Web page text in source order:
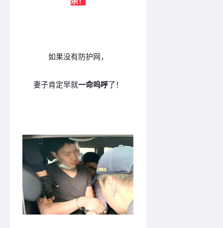
如果没有防护网，
妻子肯定早就一命呜呼了！